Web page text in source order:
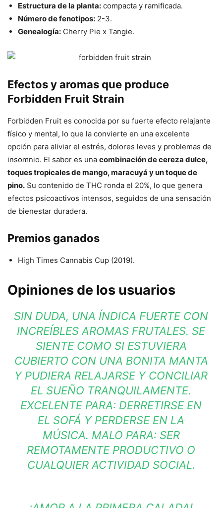
Estructura de la planta: compacta y ramificada.
Número de fenotipos: 2-3.
Genealogía: Cherry Pie x Tangie.
Efectos y aromas que produce
Forbidden Fruit Strain
Forbidden Fruit es conocida por su fuerte efecto relajante
físico y mental, lo que la convierte en una excelente
opción para aliviar el estrés, dolores leves y problemas de
insomnio. El sabor es una combinación de cereza dulce,
toques tropicales de mango, maracuyá y un toque de
pino. Su contenido de THC ronda el 20%, lo que genera
efectos psicoactivos intensos, seguidos de una sensación
de bienestar duradera.
Premios ganados
High Times Cannabis Cup (2019).
Opiniones de los usuarios
SIN DUDA, UNA ÍNDICA FUERTE CON
INCREÍBLES AROMAS FRUTALES. SE
SIENTE COMO SI ESTUVIERA
CUBIERTO CON UNA BONITA MANTA
Y PUDIERA RELAJARSE Y CONCILIAR
EL SUEÑO TRANQUILAMENTE.
EXCELENTE PARA: DERRETIRSE EN
EL SOFÁ Y PERDERSE EN LA
MÚSICA. MALO PARA: SER
REMOTAMENTE PRODUCTIVO O
CUALQUIER ACTIVIDAD SOCIAL.